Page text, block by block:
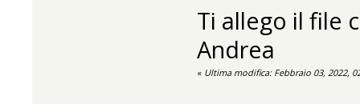
Ti allego il file
Andrea
« Ultima modifica: Febbraio 03, 2022,